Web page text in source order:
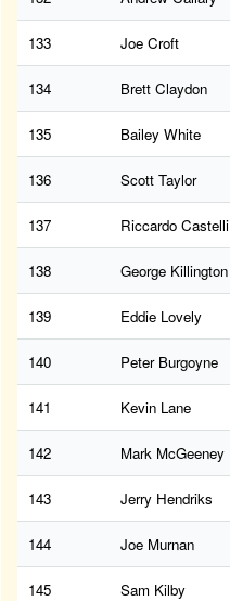
133 Joe Croft
134 Brett Claydon
135 Bailey White
136 Scott Taylor
137 Riccardo Castelli
138 George Killington
139 Eddie Lovely
140 Peter Burgoyne
141 Kevin Lane
142 Mark McGeeney
143 Jerry Hendriks
144 Joe Murnan
145 Sam Kilby